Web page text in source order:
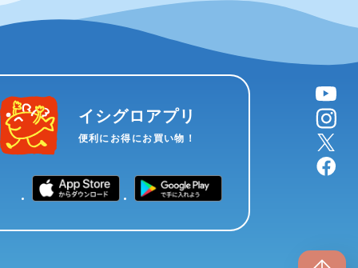
イシグロアプリ
便利にお得にお買い物！
YouTube
instagram
X
facebook